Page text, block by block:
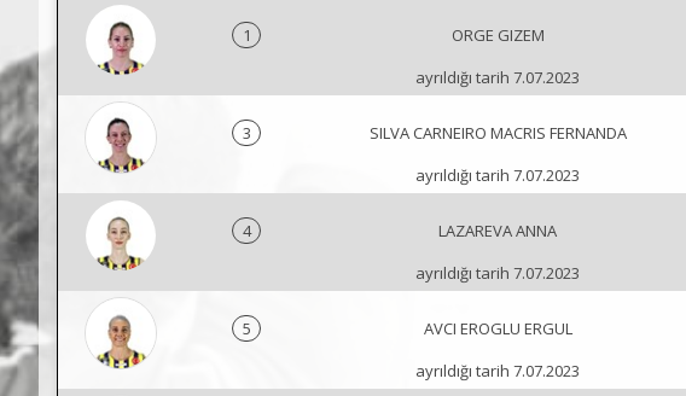
1
ORGE GIZEM
ayrıldığı tarih 7.07.2023
3
SILVA CARNEIRO MACRIS FERNANDA
ayrıldığı tarih 7.07.2023
4
LAZAREVA ANNA
ayrıldığı tarih 7.07.2023
5
AVCI EROGLU ERGUL
ayrıldığı tarih 7.07.2023